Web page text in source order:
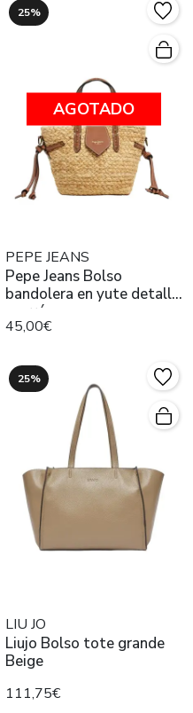
25%
AGOTADO
PEPE JEANS
Pepe Jeans Bolso
bandolera en yute detalles
marrón
45,00€
25%
LIU JO
Liujo Bolso tote grande
Beige
111,75€